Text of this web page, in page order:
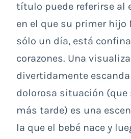
título puede referirse al
en el que su primer hijo
sólo un día, está
corazones. Una
divertidamente
dolorosa situación (que
más tarde) es una
la que el bebé nace y